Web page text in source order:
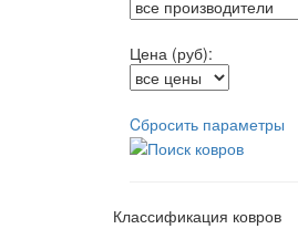
Цена (руб):
Cбросить параметры
Классификация ковров